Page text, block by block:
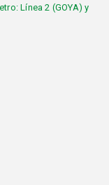
Línea 2 (GOYA) y